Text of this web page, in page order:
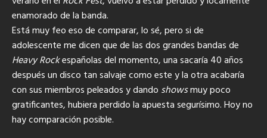
enamorado de la banda.
Está muy feo eso de comparar, lo sé, pero si de
adolescente me dicen que de las dos grandes bandas de
Heavy Rockespañolas del momento, una sacaría 40 años
después un disco tan salvaje como este y la otra acabaría
con sus miembros peleados y dando showsmuy poco
gratificantes, hubiera perdido la apuesta segurísimo. Hoy no
hay comparación posible.